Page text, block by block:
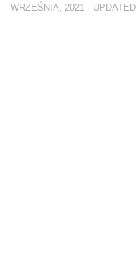
WRZEŚNIA, 2021 · UPDATED